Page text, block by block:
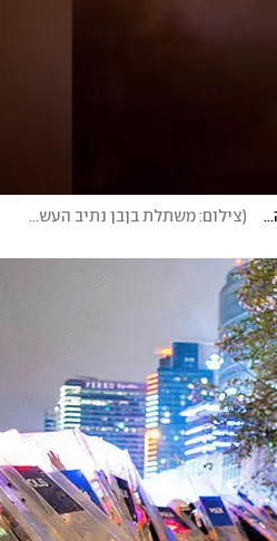
תיעודים של שיגור הרקטות שלדברי צה"ל גרם לאסון בבית החולים (צילום: משתלת בןבן נתיב העשרה